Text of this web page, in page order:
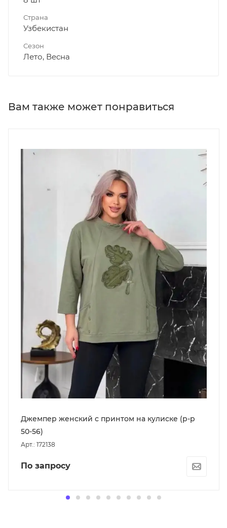
Страна
Узбекистан
Сезон
Лето, Весна
Вам также может понравиться
Джемпер женский с принтом на кулиске (р-р
50-56)
Арт.: 172138
По запросу